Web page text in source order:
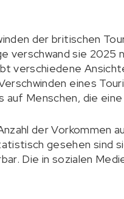
der britischen
verschwand sie 2025
verschiedene
eines
Menschen, die
der Vorkommen
gesehen sind
Die in sozialen